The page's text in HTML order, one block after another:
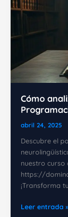
Cómo
abril 24, 2025
Descubre el
nuestro curso
https://
¡Transforma
Cómo
Leer entrada